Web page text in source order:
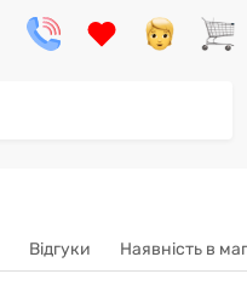
Відгуки Наявність в